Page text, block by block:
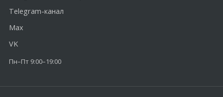
Telegram-канал
Max
VK
Пн–Пт 9:00–19:00